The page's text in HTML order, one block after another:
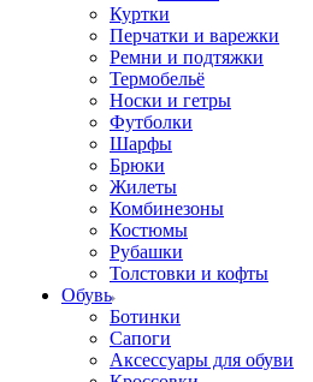
Куртки
Перчатки и варежки
Ремни и подтяжки
Термобельё
Носки и гетры
Футболки
Шарфы
Брюки
Жилеты
Комбинезоны
Костюмы
Рубашки
Толстовки и кофты
Обувь
Ботинки
Сапоги
Аксессуары для обуви